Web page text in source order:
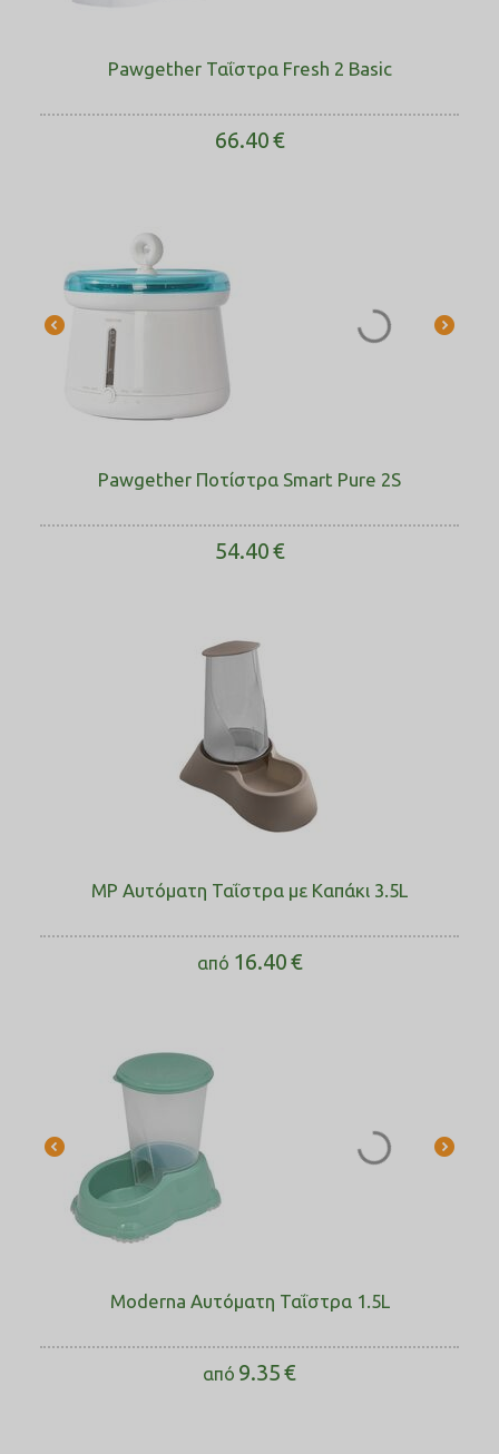
Pawgether Ταΐστρα Fresh 2 Basic
66.40€
Pawgether Ποτίστρα Smart Pure 2S
54.40€
MP Αυτόματη Ταΐστρα με Καπάκι 3.5L
από 16.40€
Moderna Αυτόματη Ταΐστρα 1.5L
από 9.35€